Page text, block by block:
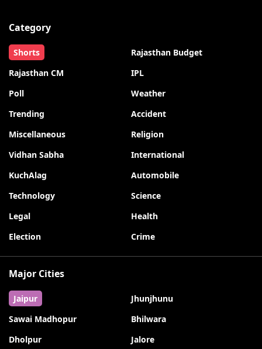
Category
Shorts
Rajasthan Budget
Rajasthan CM
IPL
Poll
Weather
Trending
Accident
Miscellaneous
Religion
Vidhan Sabha
International
KuchAlag
Automobile
Technology
Science
Legal
Health
Election
Crime
Major Cities
Jaipur
Jhunjhunu
Sawai Madhopur
Bhilwara
Dholpur
Jalore